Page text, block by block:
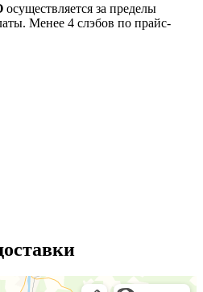
осуществляется за пределы
Менее 4 слэбов по прайс-